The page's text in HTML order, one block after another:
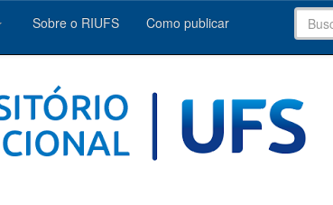
Sobre o RIUFS Como publicar